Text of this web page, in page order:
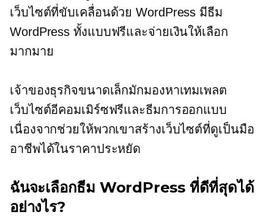
เว็บไซต์ที่ขับเคลื่อนด้วย WordPress มีธีม
WordPress ทั้งแบบฟรีและจ่ายเงินให้เลือก
มากมาย
เจ้าของธุรกิจขนาดเล็กมักมองหาเทมเพลต
เว็บไซต์อีคอมเมิร์ซฟรีและธีมการออกแบบ
เนื่องจากช่วยให้พวกเขาสร้างเว็บไซต์ที่ดูเป็นมือ
อาชีพได้ในราคาประหยัด
ฉันจะเลือกธีม WordPress ที่ดีที่สุดได้
อย่างไร?